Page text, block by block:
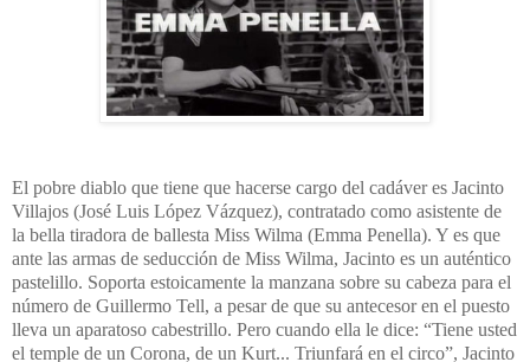
El pobre diablo que tiene que hacerse cargo del cadáver es Jacinto
Villajos (José Luis López Vázquez), contratado como asistente de
la bella tiradora de ballesta Miss Wilma (Emma Penella). Y es que
ante las armas de seducción de Miss Wilma, Jacinto es un auténtico
pastelillo. Soporta estoicamente la manzana sobre su cabeza para el
número de Guillermo Tell, a pesar de que su antecesor en el puesto
lleva un aparatoso cabestrillo. Pero cuando ella le dice: “Tiene usted
el temple de un Corona, de un Kurt... Triunfará en el circo”, Jacinto